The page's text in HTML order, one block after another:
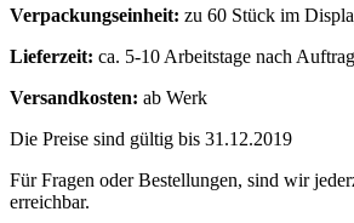
Verpackungseinheit: zu 60 Stück im
Lieferzeit: ca. 5-10 Arbeitstage nach
Versandkosten: ab Werk
Die Preise sind gültig bis 31.12.2019
Für Fragen oder Bestellungen, sind wir
erreichbar.